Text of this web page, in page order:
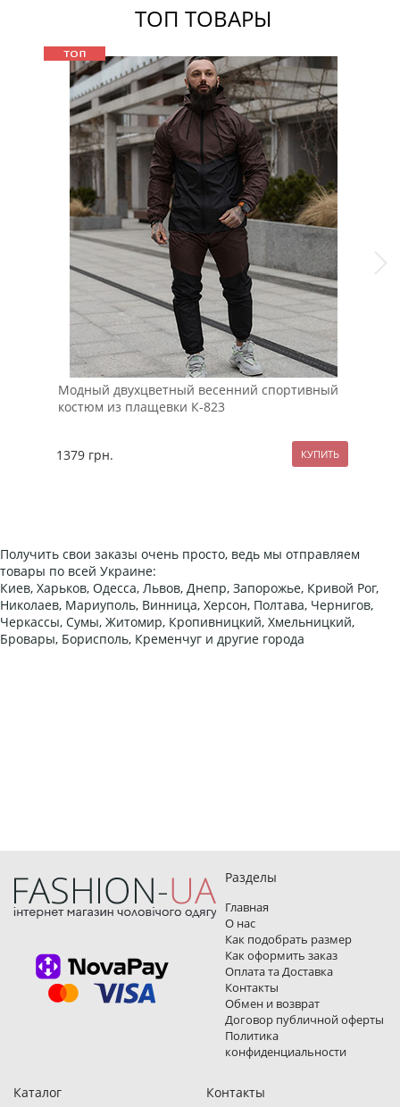
ТОП ТОВАРЫ
Модный двухцветный весенний спортивный
костюм из плащевки К-823
1379 грн.
Получить свои заказы очень просто, ведь мы отправляем
товары по всей Украине:
Киев, Харьков, Одесса, Львов, Днепр, Запорожье, Кривой Рог,
Николаев, Мариуполь, Винница, Херсон, Полтава, Чернигов,
Черкассы, Сумы, Житомир, Кропивницкий, Хмельницкий,
Бровары, Борисполь, Кременчуг и другие города
Разделы
Главная
О нас
Как подобрать размер
Как оформить заказ
Оплата та Доставка
Контакты
Обмен и возврат
Договор публичной оферты
Политика
конфиденциальности
Каталог Контакты